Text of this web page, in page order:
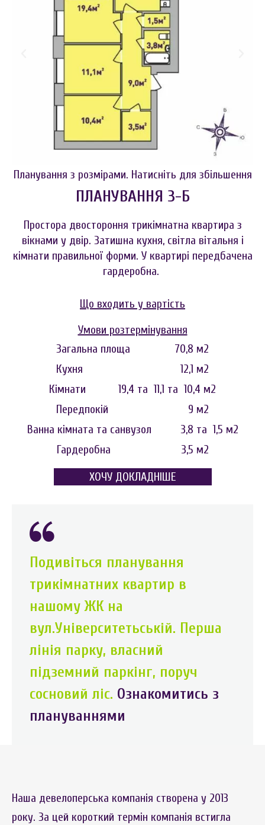
Планування з розмірами. Натисніть для збільшення
ПЛАНУВАННЯ 3-Б
Простора двостороння трикімнатна квартира з
вікнами у двір. Затишна кухня, світла вітальня і
кімнати правильної форми. У квартирі передбачена
гардеробна.
Що входить у вартість
Умови розтермінування
Загальна площа 70,8 м2
Кухня 12,1 м2
Кімнати 19,4 та 11,1 та 10,4 м2
Передпокій 9 м2
Ванна кімната та санвузол 3,8 та 1,5 м2
Гардеробна 3,5 м2
ХОЧУ ДОКЛАДНІШЕ
Подивіться планування
трикімнатних квартир в
нашому ЖК на
вул.Університетьській. Перша
лінія парку, власний
підземний паркінг, поруч
сосновий ліс. Ознакомитись з
плануваннями
Наша девелоперська компанія створена у 2013
року. За цей короткий термін компанія встигла